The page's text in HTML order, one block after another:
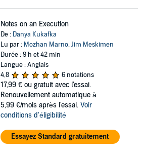
Notes on an Execution
De : Danya Kukafka
Lu par : Mozhan Marno,Jim Meskimen
Durée : 9 h et 42 min
Langue : Anglais
4,8
6 notations
17,99 € ou gratuit avec l'essai.
Renouvellement automatique à
5,99 €/mois après l'essai. Voir
conditions d'éligibilité
Essayez Standard gratuitement